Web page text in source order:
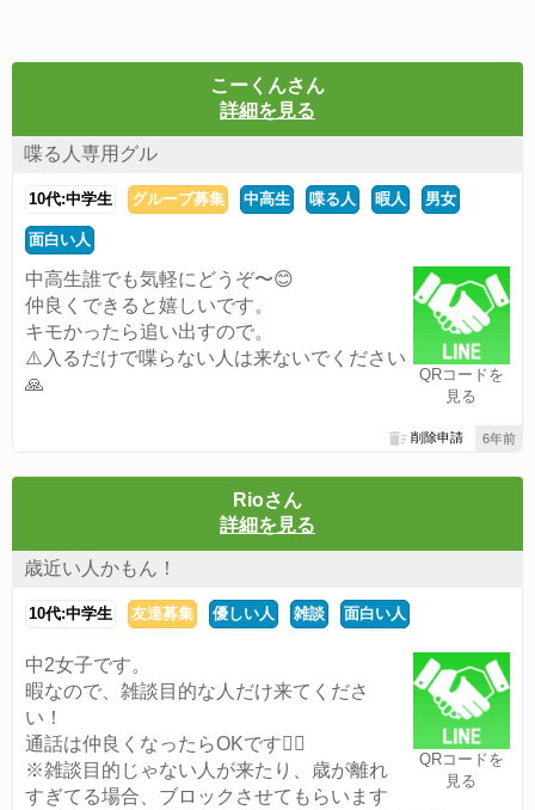
こーくんさん
詳細を見る
喋る人専用グル
10代:中学生 グループ募集 中高生 喋る人 暇人 男女
面白い人
QRコードを
見る
中高生誰でも気軽にどうぞ〜😊
仲良くできると嬉しいです。
キモかったら追い出すので。
⚠️入るだけで喋らない人は来ないでください
🙏
6年前
削除申請
Rioさん
詳細を見る
歳近い人かもん！
10代:中学生 友達募集 優しい人 雑談 面白い人
QRコードを
見る
中2女子です。
暇なので、雑談目的な人だけ来てくださ
い！
通話は仲良くなったらOKです🙆‍♀️
※雑談目的じゃない人が来たり、歳が離れ
すぎてる場合、ブロックさせてもらいます